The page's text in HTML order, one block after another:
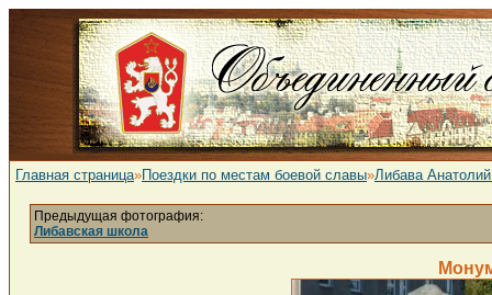
Главная страница»Поездки по местам боевой славы»Либава
Предыдущая фотография:
Либавская школа